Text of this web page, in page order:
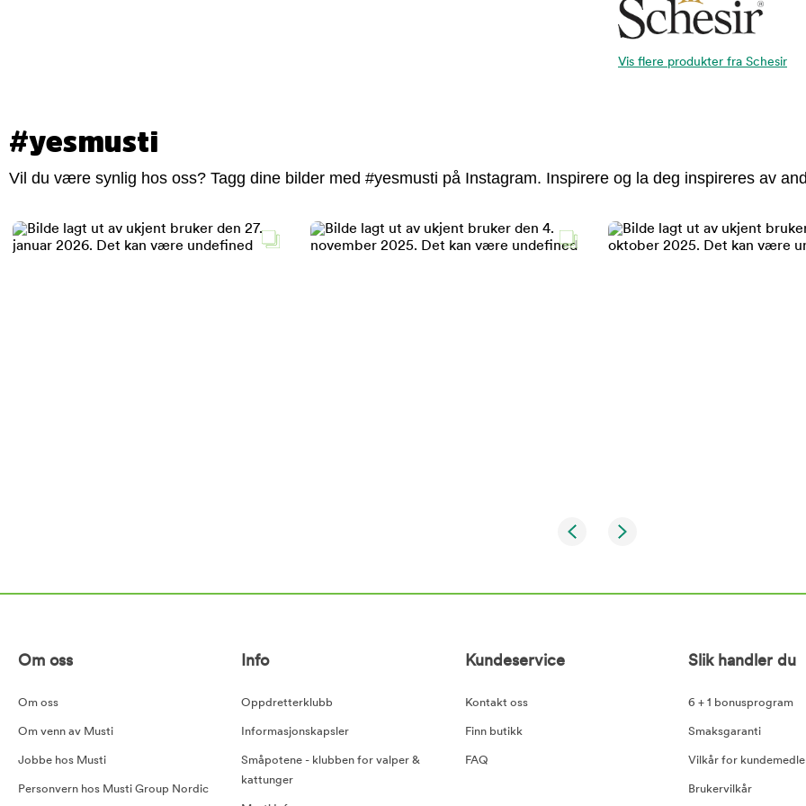
Vis flere produkter fra Schesir
#yesmusti
Vil du være synlig hos oss? Tagg dine bilder med #yesmusti på Instagram. Inspirere og la deg inspireres av
Om oss
Om oss
Om venn av Musti
Jobbe hos Musti
Personvern hos Musti Group Nordic
Info
Oppdretterklubb
Informasjonskapsler
Småpotene - klubben for valper &
kattunger
Kundeservice
Kontakt oss
Finn butikk
FAQ
Slik handler du
6 + 1 bonusprogram
Smaksgaranti
Vilkår for
Brukervilkår